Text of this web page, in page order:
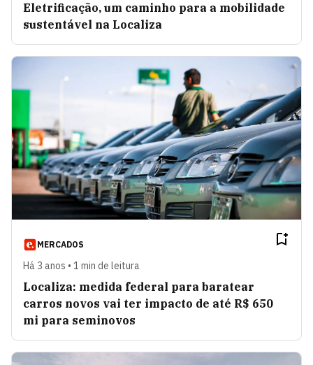
Eletrificação, um caminho para a mobilidade
sustentável na Localiza
MERCADOS
Há 3 anos • 1 min de leitura
Localiza: medida federal para baratear
carros novos vai ter impacto de até R$ 650
mi para seminovos